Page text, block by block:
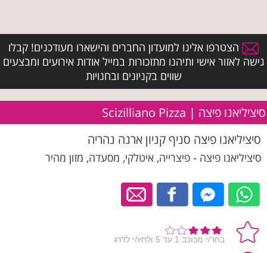
הצטרפו אלינו למועדון החברים והישארו מעודכנים! קבלו
גישה לאזור אישי ותיהנו מתזכורות במייל אודות אירועים ומבצעים
שווים בקניונים ובחנויות
סיציליאנו פיצה | Scizilliano Pizza
סיציליאנו פיצה סניף קניון ארנה נהריה
סיציליאנו פיצה - פיצרייה, איטלקי, מסעדה, מזון מהיר